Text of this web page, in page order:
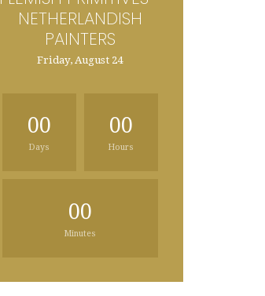
NETHERLANDISH
PAINTERS
Friday, August 24
00
Days
00
Hours
00
Minutes